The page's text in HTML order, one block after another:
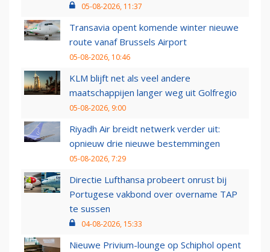
05-08-2026, 11:37
Transavia opent komende winter nieuwe
route vanaf Brussels Airport
05-08-2026, 10:46
KLM blijft net als veel andere
maatschappijen langer weg uit Golfregio
05-08-2026, 9:00
Riyadh Air breidt netwerk verder uit:
opnieuw drie nieuwe bestemmingen
05-08-2026, 7:29
Directie Lufthansa probeert onrust bij
Portugese vakbond over overname TAP
te sussen
04-08-2026, 15:33
Nieuwe Privium-lounge op Schiphol opent